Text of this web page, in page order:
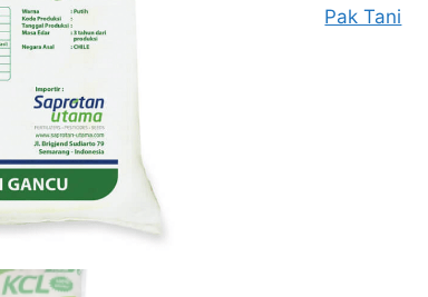
kg
Pak Tani